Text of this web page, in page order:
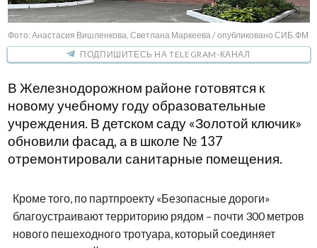
Фото: Анастасия Вишленкова, Светлана Маркеева / опубликовано СИБ.ФМ
ПОДПИШИТЕСЬ НА TELEGRAM-КАНАЛ
В Железнодорожном районе готовятся к
новому учебному году образовательные
учреждения. В детском саду «Золотой ключик»
обновили фасад, а в школе № 137
отремонтировали санитарные помещения.
Кроме того, по партпроекту «Безопасные дороги»
благоустраивают территорию рядом – почти 300 метров
нового пешеходного тротуара, который соединяет